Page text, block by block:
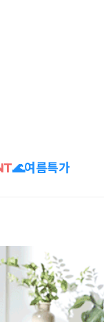
🌊여름특가